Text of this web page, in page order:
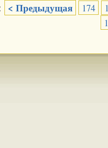
< Предыдущая 174